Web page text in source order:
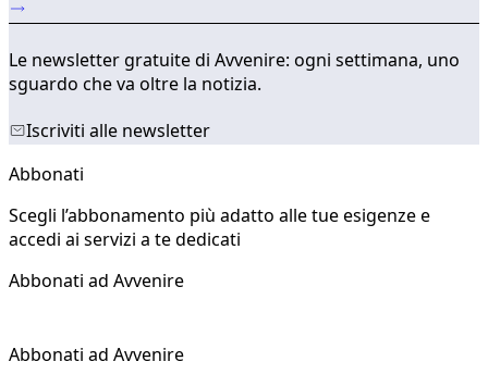
Le newsletter gratuite di Avvenire: ogni settimana, uno
sguardo che va oltre la notizia.
Iscriviti alle newsletter
Abbonati
Scegli l’abbonamento più adatto alle tue esigenze e
accedi ai servizi a te dedicati
Abbonati ad Avvenire
Abbonati ad Avvenire